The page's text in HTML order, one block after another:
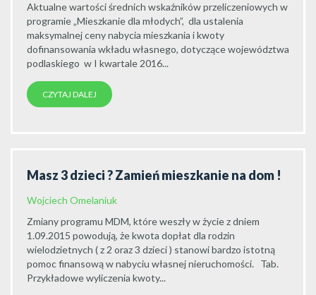
Aktualne wartości średnich wskaźników przeliczeniowych w
programie „Mieszkanie dla młodych”, dla ustalenia
maksymalnej ceny nabycia mieszkania i kwoty
dofinansowania wkładu własnego, dotyczące województwa
podlaskiego w I kwartale 2016...
CZYTAJ DALEJ
Masz 3 dzieci ? Zamień mieszkanie na dom !
Wojciech Omelaniuk
Zmiany programu MDM, które weszły w życie z dniem
1.09.2015 powodują, że kwota dopłat dla rodzin
wielodzietnych ( z 2 oraz 3 dzieci ) stanowi bardzo istotną
pomoc finansową w nabyciu własnej nieruchomości. Tab.
Przykładowe wyliczenia kwoty...